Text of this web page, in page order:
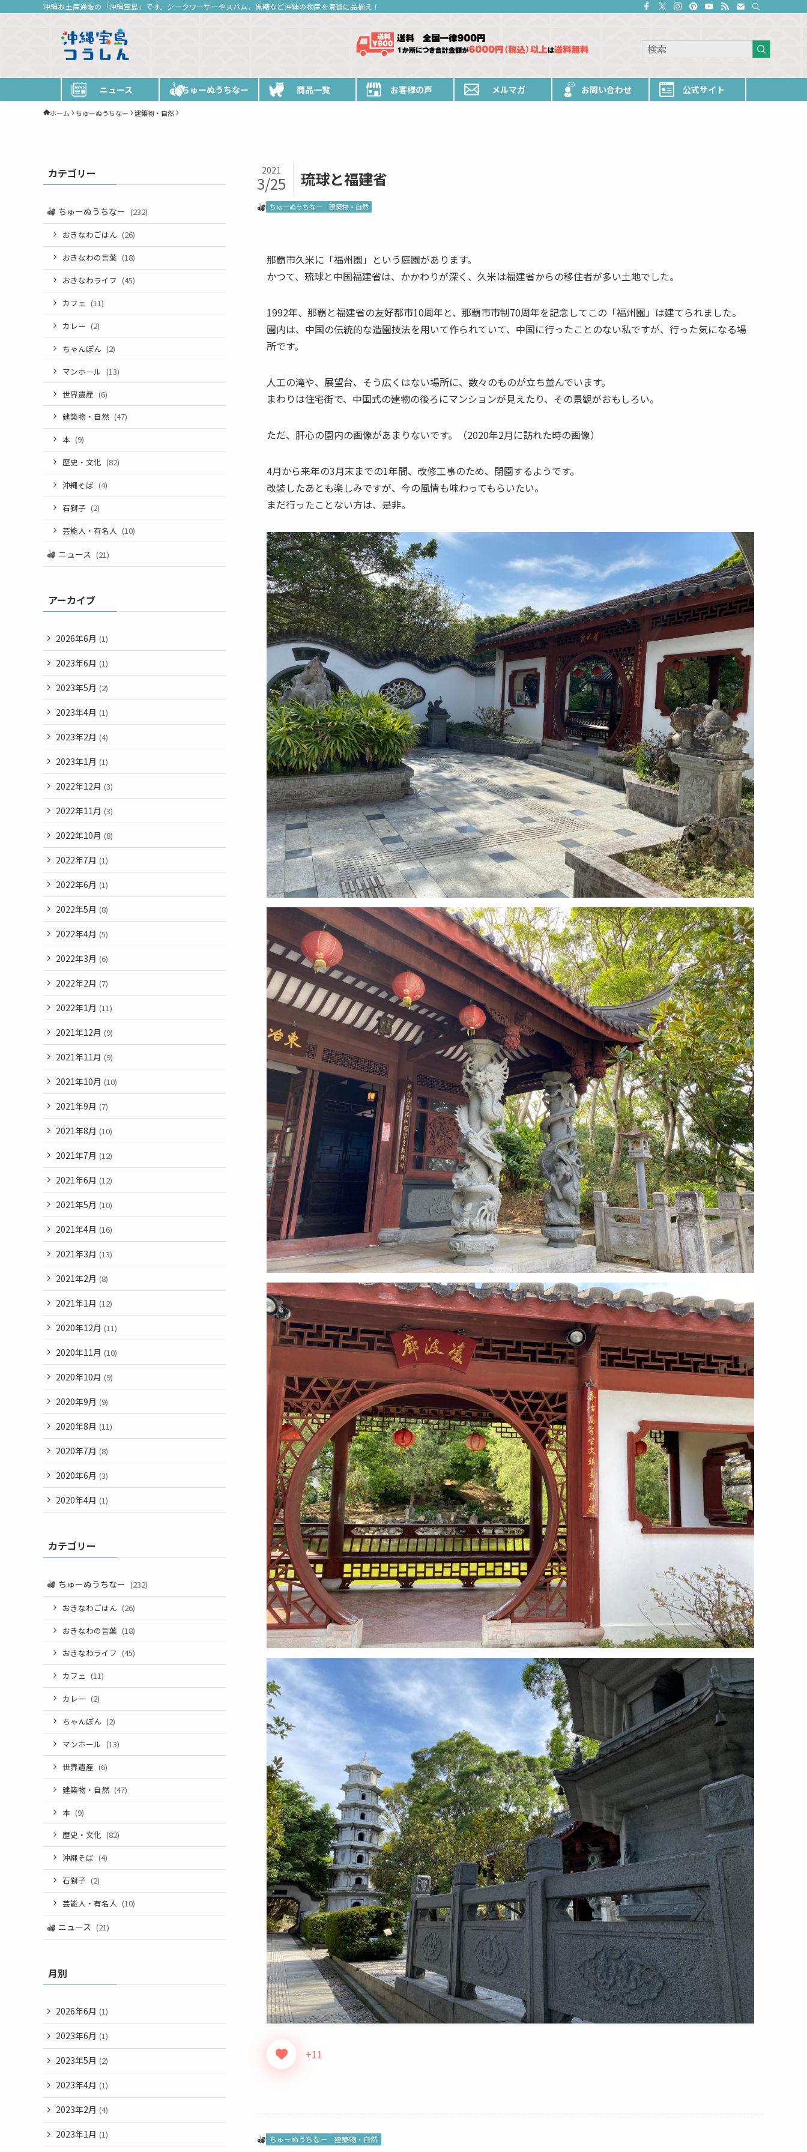
沖縄お土産通販の「沖縄宝島」です。シークワーサーやスパム、黒糖など沖縄の物産を豊富に品揃え！
ニュース ちゅーぬうちなー 商品一覧 お客様の声 メルマガ お問い合わせ 公式サイト
ホーム ちゅーぬうちなー 建築物・自然
琉球と福建省
2021
3/25
ちゅーぬうちなー 建築物・自然
那覇市久米に「福州園」という庭園があります。
かつて、琉球と中国福建省は、かかわりが深く、久米は福建省からの移住者が多い土地でした。
1992年、那覇と福建省の友好都市10周年と、那覇市市制70周年を記念してこの「福州園」は建てられました。
園内は、中国の伝統的な造園技法を用いて作られていて、中国に行ったことのない私ですが、行った気になる場
所です。
人工の滝や、展望台、そう広くはない場所に、数々のものが立ち並んでいます。
まわりは住宅街で、中国式の建物の後ろにマンションが見えたり、その景観がおもしろい。
ただ、肝心の園内の画像があまりないです。（2020年2月に訪れた時の画像）
4月から来年の3月末までの1年間、改修工事のため、閉園するようです。
改装したあとも楽しみですが、今の風情も味わってもらいたい。
まだ行ったことない方は、是非。
+11
ちゅーぬうちなー 建築物・自然
カテゴリー
ちゅーぬうちなー (232)
おきなわごはん (26)
おきなわの言葉 (18)
おきなわライフ (45)
カフェ (11)
カレー (2)
ちゃんぽん (2)
マンホール (13)
世界遺産 (6)
建築物・自然 (47)
本 (9)
歴史・文化 (82)
沖縄そば (4)
石獅子 (2)
芸能人・有名人 (10)
ニュース (21)
アーカイブ
2026年6月 (1)
2023年6月 (1)
2023年5月 (2)
2023年4月 (1)
2023年2月 (4)
2023年1月 (1)
2022年12月 (3)
2022年11月 (3)
2022年10月 (8)
2022年7月 (1)
2022年6月 (1)
2022年5月 (8)
2022年4月 (5)
2022年3月 (6)
2022年2月 (7)
2022年1月 (11)
2021年12月 (9)
2021年11月 (9)
2021年10月 (10)
2021年9月 (7)
2021年8月 (10)
2021年7月 (12)
2021年6月 (12)
2021年5月 (10)
2021年4月 (16)
2021年3月 (13)
2021年2月 (8)
2021年1月 (12)
2020年12月 (11)
2020年11月 (10)
2020年10月 (9)
2020年9月 (9)
2020年8月 (11)
2020年7月 (8)
2020年6月 (3)
2020年4月 (1)
カテゴリー
ちゅーぬうちなー (232)
おきなわごはん (26)
おきなわの言葉 (18)
おきなわライフ (45)
カフェ (11)
カレー (2)
ちゃんぽん (2)
マンホール (13)
世界遺産 (6)
建築物・自然 (47)
本 (9)
歴史・文化 (82)
沖縄そば (4)
石獅子 (2)
芸能人・有名人 (10)
ニュース (21)
月別
2026年6月 (1)
2023年6月 (1)
2023年5月 (2)
2023年4月 (1)
2023年2月 (4)
2023年1月 (1)